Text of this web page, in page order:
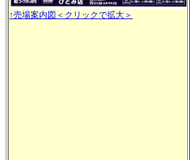
↑売場案内図＜クリックで拡大＞